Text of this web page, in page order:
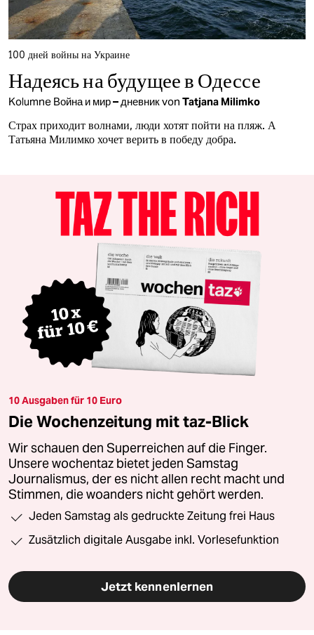
100 дней войны на Украине
Надеясь на будущее в Одессе
Kolumne Война и мир – дневникvon Tatjana Milimko
Страх приходит волнами, люди хотят пойти на пляж. А
Татьяна Милимко хочет верить в победу добра.
10 Ausgaben für 10 Euro
Die Wochenzeitung mit taz-Blick
Wir schauen den Superreichen auf die Finger.
Unsere wochentaz bietet jeden Samstag
Journalismus, der es nicht allen recht macht und
Stimmen, die woanders nicht gehört werden.
Jeden Samstag als gedruckte Zeitung frei Haus
Zusätzlich digitale Ausgabe inkl. Vorlesefunktion
Jetzt kennenlernen